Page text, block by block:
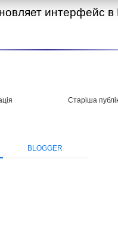
интерфейс
Старіша
BLOGGER